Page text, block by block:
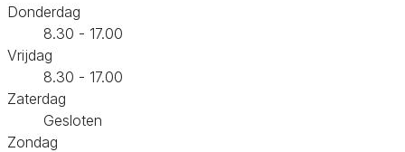
Donderdag
8.30 - 17.00
Vrijdag
8.30 - 17.00
Zaterdag
Gesloten
Zondag